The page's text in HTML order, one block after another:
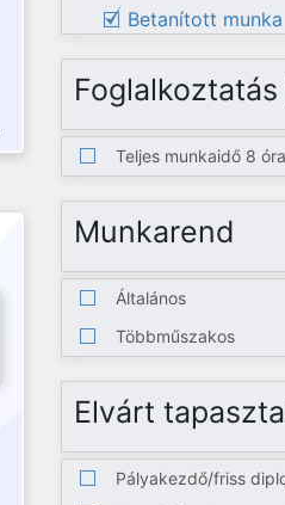
Betanított munka
Teljes munkaidő 8 óra
Munkarend
Általános
Többműszakos
Elvárt
Pályakezdő/friss